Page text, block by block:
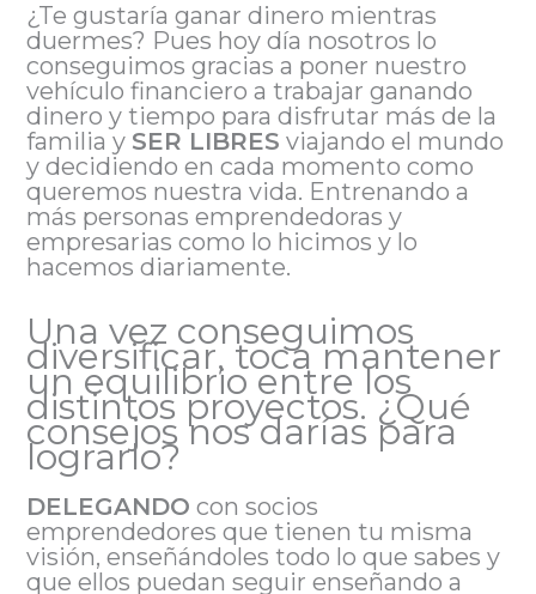
¿Te gustaría ganar dinero mientras
duermes? Pues hoy día nosotros lo
conseguimos gracias a poner nuestro
vehículo financiero a trabajar ganando
dinero y tiempo para disfrutar más de la
familia y SER LIBRES viajando el mundo
y decidiendo en cada momento como
queremos nuestra vida. Entrenando a
más personas emprendedoras y
empresarias como lo hicimos y lo
hacemos diariamente.
Una vez conseguimos
diversificar, toca mantener
un equilibrio entre los
distintos proyectos. ¿Qué
consejos nos darías para
lograrlo?
DELEGANDO con socios
emprendedores que tienen tu misma
visión, enseñándoles todo lo que sabes y
que ellos puedan seguir enseñando a